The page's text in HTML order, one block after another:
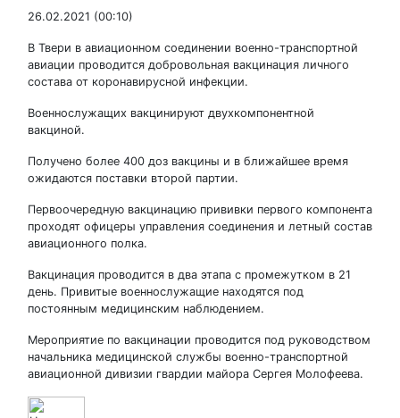
26.02.2021 (00:10)
В Твери в авиационном соединении военно-транспортной
авиации проводится добровольная вакцинация личного
состава от коронавирусной инфекции.
Военнослужащих вакцинируют двухкомпонентной
вакциной.
Получено более 400 доз вакцины и в ближайшее время
ожидаются поставки второй партии.
Первоочередную вакцинацию прививки первого компонента
проходят офицеры управления соединения и летный состав
авиационного полка.
Вакцинация проводится в два этапа с промежутком в 21
день. Привитые военнослужащие находятся под
постоянным медицинским наблюдением.
Мероприятие по вакцинации проводится под руководством
начальника медицинской службы военно-транспортной
авиационной дивизии гвардии майора Сергея Молофеева.